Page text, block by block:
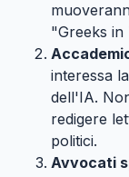
"Greeks in
interessa
dell'IA.
redigere
politici.
Avvocati